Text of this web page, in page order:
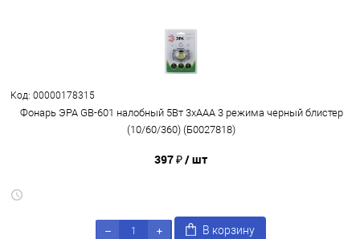
Код: 00000178315
Фонарь ЭРА GB-601 налобный 5Вт 3xAAA 3 режима черный блистер
(10/60/360) (Б0027818)
397 ₽/ шт
В корзину